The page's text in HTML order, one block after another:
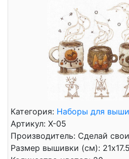
Категория: Наборы для
Артикул: Х-05
Производитель: Сделай
Размер вышивки (см): 21x17.5